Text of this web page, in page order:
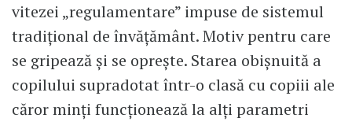
vitezei „regulamentare” impuse de sistemul
tradițional de învățământ. Motiv pentru care
se gripează și se oprește. Starea obișnuită a
copilului supradotat într-o clasă cu copiii ale
căror minți funcționează la alți parametri